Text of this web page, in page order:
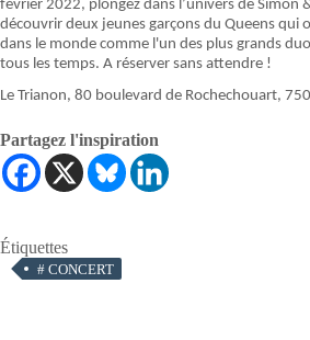
février 2022, plongez dans l’univers de Simon
découvrir deux jeunes garçons du Queens qui
dans le monde comme l'un des plus grands
tous les temps. A réserver sans attendre !
Le Trianon, 80 boulevard de Rochechouart,
Partagez l'inspiration
Étiquettes
# CONCERT